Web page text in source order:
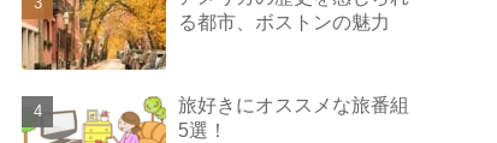
る都市、ボストンの魅力
旅好きにオススメな旅番組
5選！